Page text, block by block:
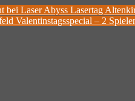
bei Laser Abyss Lasertag
Valentinstagsspecial – 2